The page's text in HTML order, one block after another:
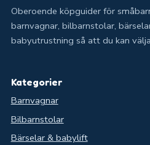
Oberoende köpguider för
barnvagnar, bilbarnstolar,
babyutrustning så att du kan
Kategorier
Barnvagnar
Bilbarnstolar
Bärselar & babylift